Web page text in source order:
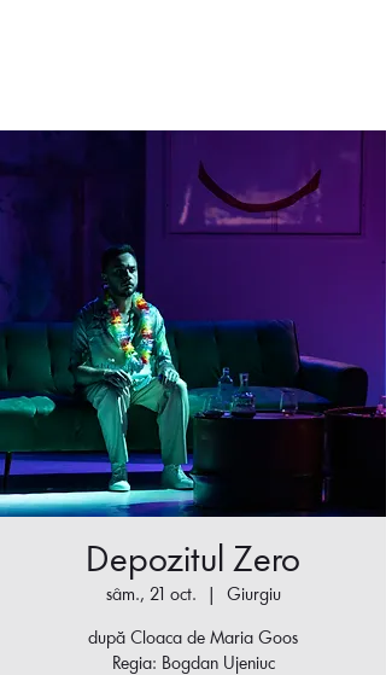
Depozitul Zero
sâm., 21 oct. Giurgiu
după Cloaca de Maria Goos
Regia: Bogdan Ujeniuc